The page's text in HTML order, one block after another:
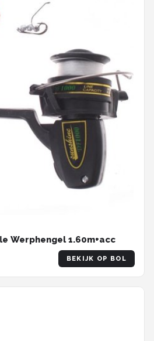
Werphengel 1.60m+acc
BEKIJK OP BOL